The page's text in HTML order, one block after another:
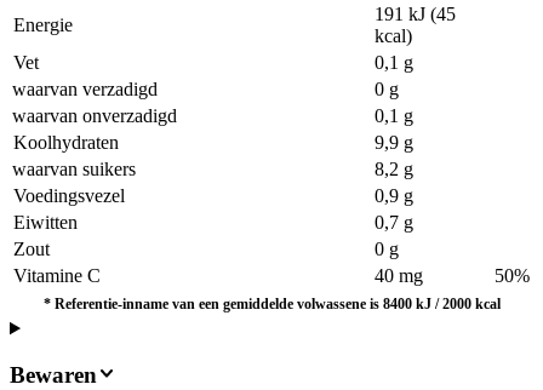
Energie
191 kJ (45
kcal)
Vet
0,1 g
waarvan verzadigd
0 g
waarvan onverzadigd
0,1 g
Koolhydraten
9,9 g
waarvan suikers
8,2 g
Voedingsvezel
0,9 g
Eiwitten
0,7 g
Zout
0 g
Vitamine C
40 mg 50%
* Referentie-inname van een gemiddelde volwassene is 8400 kJ / 2000 kcal
Bewaren